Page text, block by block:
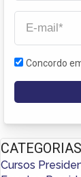
Concordo
CATEGORIAS
Cursos